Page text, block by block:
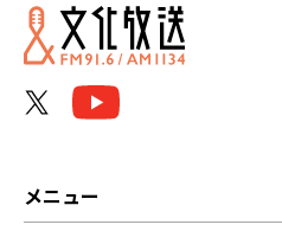
2026年06月
メニュー